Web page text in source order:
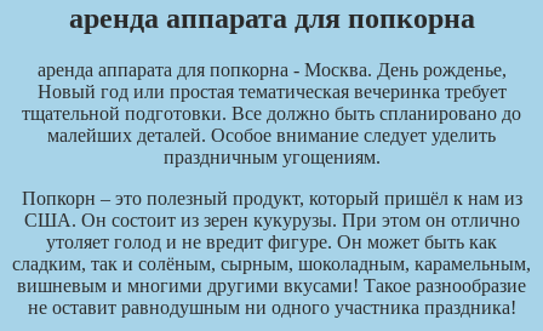
аренда аппарата для попкорна
аренда аппарата для попкорна - Москва. День рожденье,
Новый год или простая тематическая вечеринка требует
тщательной подготовки. Все должно быть спланировано до
малейших деталей. Особое внимание следует уделить
праздничным угощениям.
Попкорн – это полезный продукт, который пришёл к нам из
США. Он состоит из зерен кукурузы. При этом он отлично
утоляет голод и не вредит фигуре. Он может быть как
сладким, так и солёным, сырным, шоколадным, карамельным,
вишневым и многими другими вкусами! Такое разнообразие
не оставит равнодушным ни одного участника праздника!